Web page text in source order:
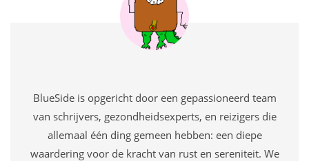
BlueSide is opgericht door een gepassioneerd team
van schrijvers, gezondheidsexperts, en reizigers die
allemaal één ding gemeen hebben: een diepe
waardering voor de kracht van rust en sereniteit. We